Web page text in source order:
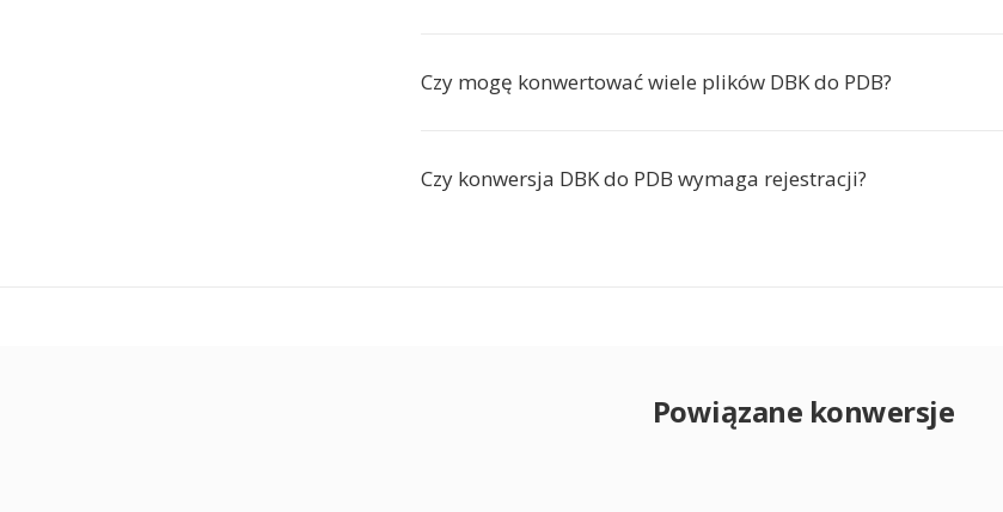
Czy mogę konwertować wiele plików DBK do PDB?
Czy konwersja DBK do PDB wymaga rejestracji?
Powiązane konwersje